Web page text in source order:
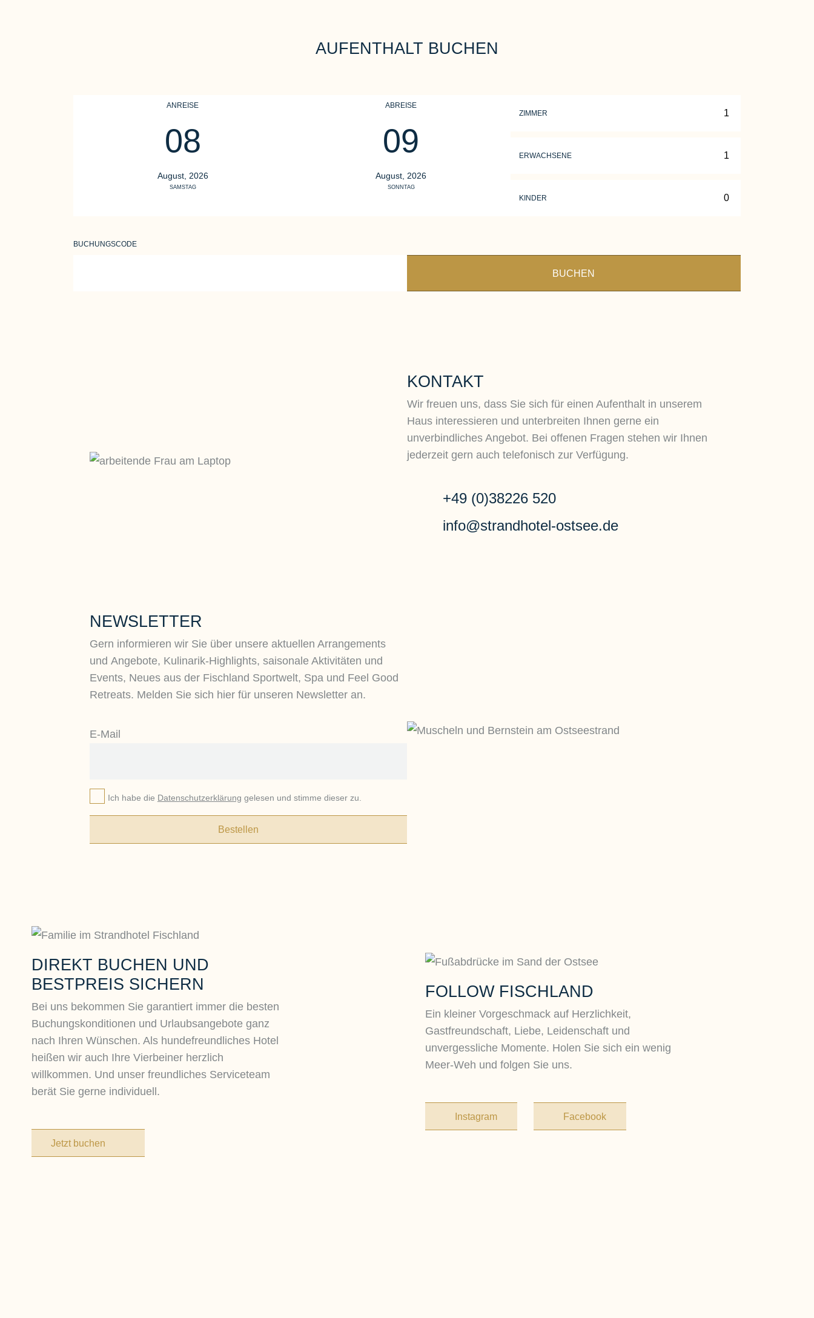
AUFENTHALT BUCHEN
ANREISE
08
August, 2026
SAMSTAG
ABREISE
09
August, 2026
SONNTAG
ZIMMER
ERWACHSENE
KINDER
BUCHUNGSCODE
BUCHEN
KONTAKT
Wir freuen uns, dass Sie sich für einen Aufenthalt in unserem
Haus interessieren und unterbreiten Ihnen gerne ein
unverbindliches Angebot. Bei offenen Fragen stehen wir Ihnen
jederzeit gern auch telefonisch zur Verfügung.
+49 (0)38226 520
info@strandhotel-ostsee.de
NEWSLETTER
Gern informieren wir Sie über unsere aktuellen Arrangements
und Angebote, Kulinarik-Highlights, saisonale Aktivitäten und
Events, Neues aus der Fischland Sportwelt, Spa und Feel Good
Retreats. Melden Sie sich hier für unseren Newsletter an.
E-Mail
Ich habe die Datenschutzerklärung gelesen und stimme dieser zu.
Bestellen
DIREKT BUCHEN UND
BESTPREIS SICHERN
Bei uns bekommen Sie garantiert immer die besten
Buchungskonditionen und Urlaubsangebote ganz
nach Ihren Wünschen. Als hundefreundliches Hotel
heißen wir auch Ihre Vierbeiner herzlich
willkommen. Und unser freundliches Serviceteam
berät Sie gerne individuell.
Jetzt buchen
FOLLOW FISCHLAND
Ein kleiner Vorgeschmack auf Herzlichkeit,
Gastfreundschaft, Liebe, Leidenschaft und
unvergessliche Momente. Holen Sie sich ein wenig
Meer-Weh und folgen Sie uns.
Instagram Facebook